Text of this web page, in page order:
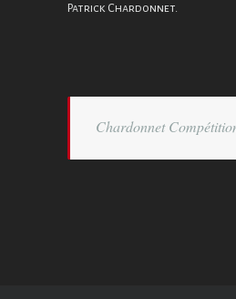
Patrick Chardonnet.
Chardonnet